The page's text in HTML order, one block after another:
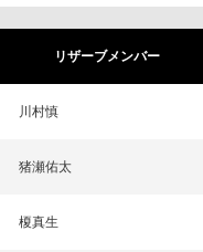
リザーブメンバー
川村慎
猪瀬佑太
榎真生